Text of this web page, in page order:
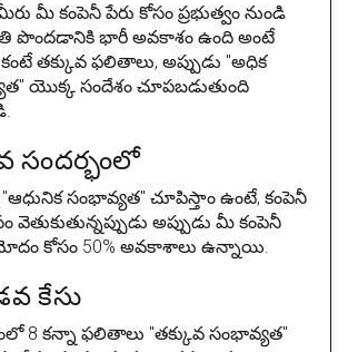
మీ కంపెనీ పేరు కోసం ప్రభుత్వం నుండి
పొందడానికి భారీ అవకాశం ఉంది అంటే
తక్కువ ఫలితాలు, అప్పుడు "అధిక
యొక్క సందేశం చూపబడుతుంది
సందర్భంలో
"ఆధునిక సంభావ్యత" చూపిస్తాం ఉంటే, కంపెనీ
వెతుకుతున్నప్పుడు అప్పుడు మీ కంపెనీ
కోసం 50% అవకాశాలు ఉన్నాయి.
కేసు
8 కన్నా ఫలితాలు "తక్కువ సంభావ్యత"